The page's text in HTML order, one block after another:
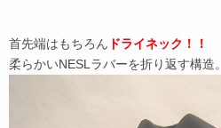
首先端はもちろん ドライネック！！
柔らかいNESLラバーを折り返す構造。